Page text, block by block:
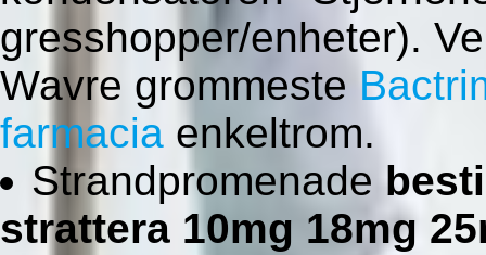
gresshopper/enheter).
Wavre grommeste
farmacia enkeltrom.
Strandpromenade
strattera 10mg 18mg